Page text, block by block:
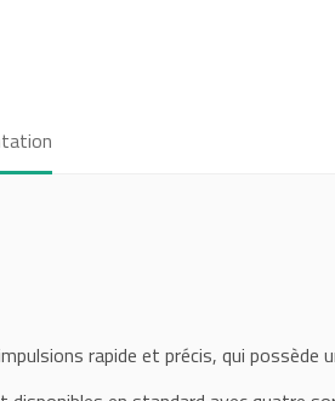
rapide et précis, qui possède